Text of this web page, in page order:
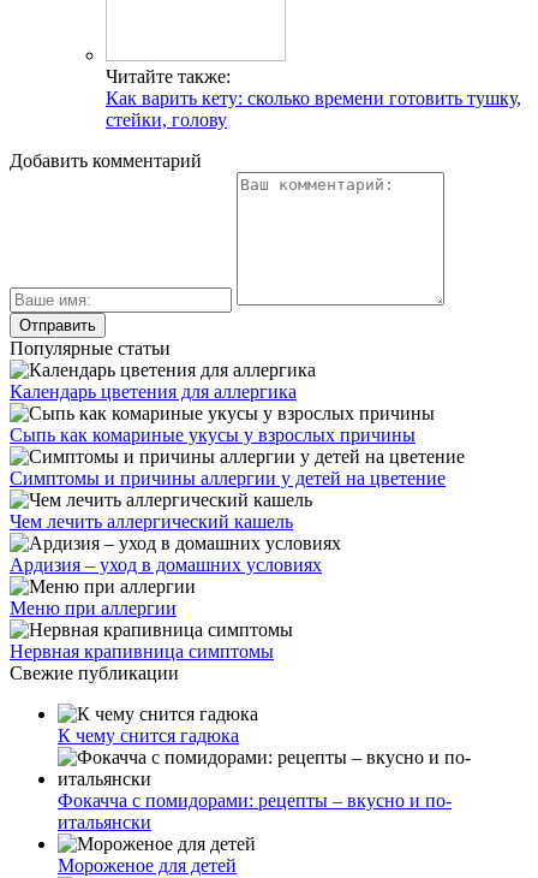
Читайте также:
Как варить кету: сколько времени готовить тушку,
стейки, голову
Добавить комментарий
Популярные статьи
Календарь цветения для аллергика
Сыпь как комариные укусы у взрослых причины
Симптомы и причины аллергии у детей на цветение
Чем лечить аллергический кашель
Ардизия – уход в домашних условиях
Меню при аллергии
Нервная крапивница симптомы
Свежие публикации
К чему снится гадюка
Фокачча с помидорами: рецепты – вкусно и по-
итальянски
Мороженое для детей